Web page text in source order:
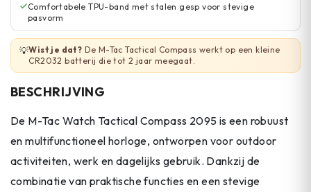
Comfortabele TPU-band met stalen gesp voor stevige
pasvorm
💡Wist je dat? De M-Tac Tactical Compass werkt op een kleine
CR2032 batterij die tot 2 jaar meegaat.
BESCHRIJVING
De M-Tac Watch Tactical Compass 2095 is een robuust
en multifunctioneel horloge, ontworpen voor outdoor
activiteiten, werk en dagelijks gebruik. Dankzij de
combinatie van praktische functies en een stevige